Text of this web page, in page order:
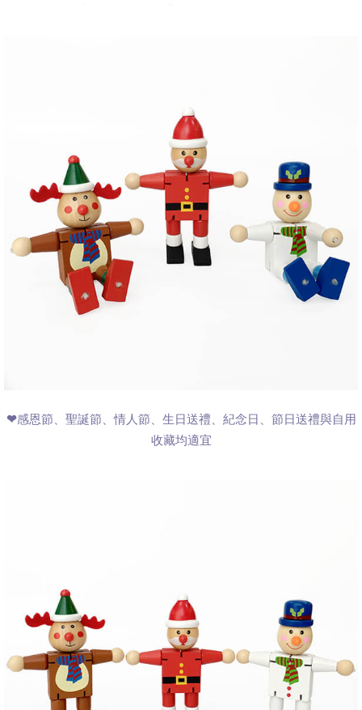
❤感恩節、聖誕節、情人節、生日送禮、紀念日、節日送禮與自用
收藏均適宜